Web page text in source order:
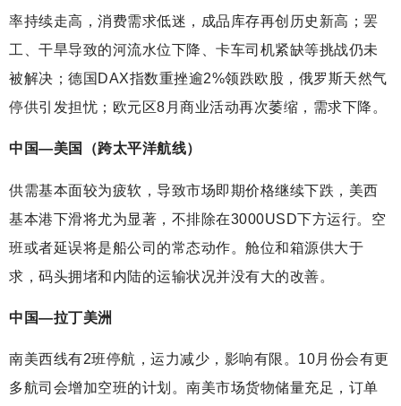
率持续走高，消费需求低迷，成品库存再创历史新高；罢
工、干旱导致的河流水位下降、卡车司机紧缺等挑战仍未
被解决；德国DAX指数重挫逾2%领跌欧股，俄罗斯天然气
停供引发担忧；欧元区8月商业活动再次萎缩，需求下降。
中国—美国（跨太平洋航线）
供需基本面较为疲软，导致市场即期价格继续下跌，美西
基本港下滑将尤为显著，不排除在3000USD下方运行。空
班或者延误将是船公司的常态动作。舱位和箱源供大于
求，码头拥堵和内陆的运输状况并没有大的改善。
中国—拉丁美洲
南美西线有2班停航，运力减少，影响有限。10月份会有更
多航司会增加空班的计划。南美市场货物储量充足，订单